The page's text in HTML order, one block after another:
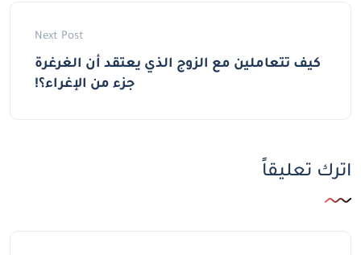
Next Post
كيف تتعاملين مع الزوج الذي يعتقد أن الغرغرة
جزء من الإغراء؟!
اترك تعليقاً